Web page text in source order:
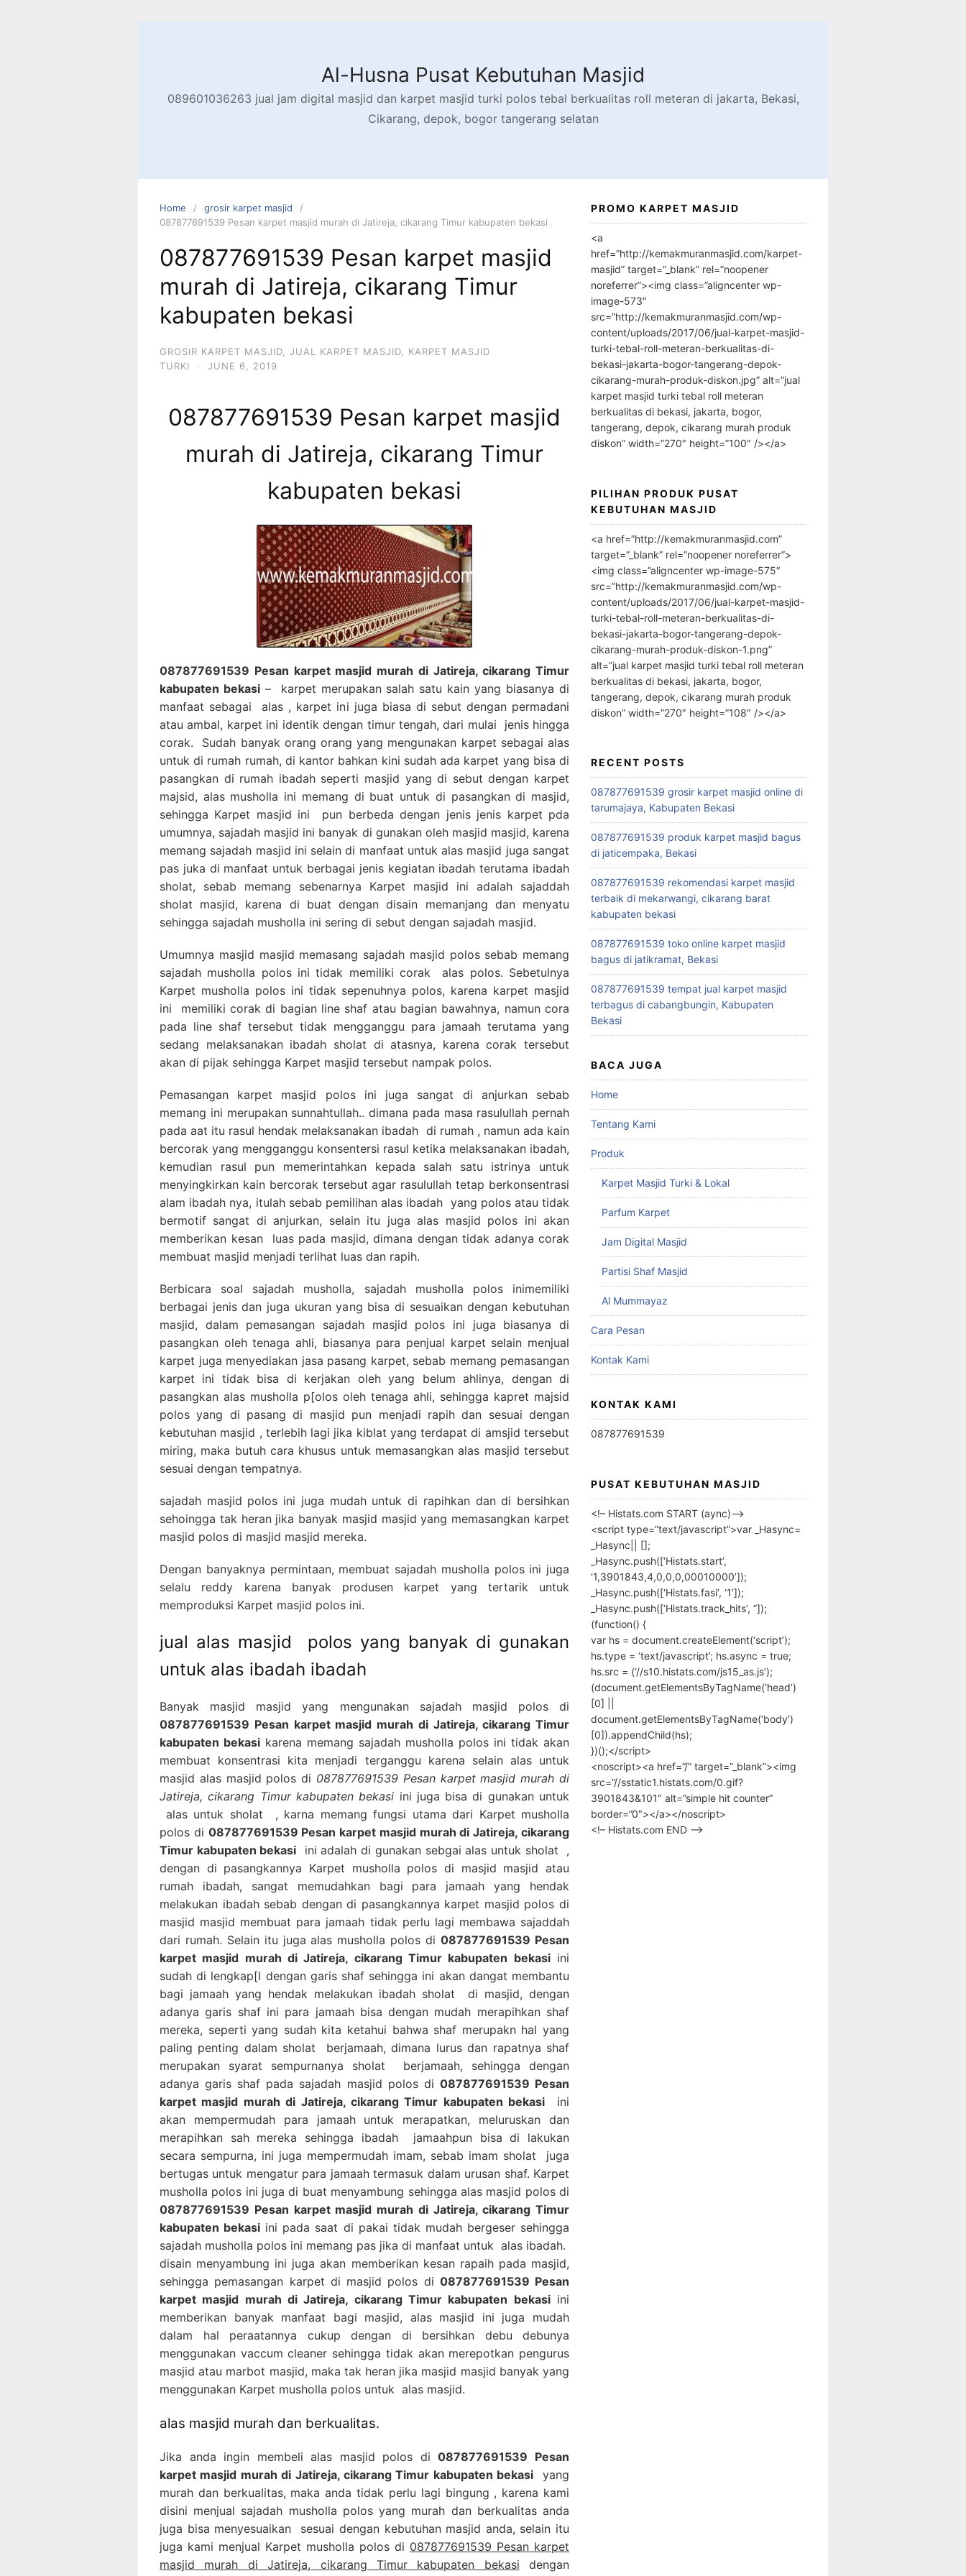
Al-Husna Pusat Kebutuhan Masjid
089601036263 jual jam digital masjid dan karpet masjid turki polos tebal berkualitas roll meteran di jakarta, Bekasi,
Cikarang, depok, bogor tangerang selatan
Home
grosir karpet masjid
087877691539 Pesan karpet masjid murah di Jatireja, cikarang Timur kabupaten bekasi
087877691539 Pesan karpet masjid
murah di Jatireja, cikarang Timur
kabupaten bekasi
GROSIR KARPET MASJID JUAL KARPET MASJID
KARPET MASJID
TURKI
· JUNE 6, 2019
087877691539 Pesan karpet masjid
murah di Jatireja, cikarang Timur
kabupaten bekasi
087877691539 Pesan karpet masjid murah di Jatireja, cikarang Timur
kabupaten bekasi– karpet merupakan salah satu kain yang biasanya di
manfaat sebagai alas , karpet ini juga biasa di sebut dengan permadani
atau ambal, karpet ini identik dengan timur tengah, dari mulai jenis hingga
corak. Sudah banyak orang orang yang mengunakan karpet sebagai alas
untuk di rumah rumah, di kantor bahkan kini sudah ada karpet yang bisa di
pasangkan di rumah ibadah seperti masjid yang di sebut dengan karpet
majsid, alas musholla ini memang di buat untuk di pasangkan di masjid,
sehingga Karpet masjid ini pun berbeda dengan jenis jenis karpet pda
umumnya, sajadah masjid ini banyak di gunakan oleh masjid masjid, karena
memang sajadah masjid ini selain di manfaat untuk alas masjid juga sangat
pas juka di manfaat untuk berbagai jenis kegiatan ibadah terutama ibadah
sholat, sebab memang sebenarnya Karpet masjid ini adalah sajaddah
sholat masjid, karena di buat dengan disain memanjang dan menyatu
sehingga sajadah musholla ini sering di sebut dengan sajadah masjid.
Umumnya masjid masjid memasang sajadah masjid polos sebab memang
sajadah musholla polos ini tidak memiliki corak alas polos. Sebetulnya
Karpet musholla polos ini tidak sepenuhnya polos, karena karpet masjid
ini memiliki corak di bagian line shaf atau bagian bawahnya, namun cora
pada line shaf tersebut tidak mengganggu para jamaah terutama yang
sedang melaksanakan ibadah sholat di atasnya, karena corak tersebut
akan di pijak sehingga Karpet masjid tersebut nampak polos.
Pemasangan karpet masjid polos ini juga sangat di anjurkan sebab
memang ini merupakan sunnahtullah.. dimana pada masa rasulullah pernah
pada aat itu rasul hendak melaksanakan ibadah di rumah , namun ada kain
bercorak yang mengganggu konsentersi rasul ketika melaksanakan ibadah,
kemudian rasul pun memerintahkan kepada salah satu istrinya untuk
menyingkirkan kain bercorak tersebut agar rasulullah tetap berkonsentrasi
alam ibadah nya, itulah sebab pemilihan alas ibadah yang polos atau tidak
bermotif sangat di anjurkan, selain itu juga alas masjid polos ini akan
memberikan kesan luas pada masjid, dimana dengan tidak adanya corak
membuat masjid menjadi terlihat luas dan rapih.
Berbicara soal sajadah musholla, sajadah musholla polos inimemiliki
berbagai jenis dan juga ukuran yang bisa di sesuaikan dengan kebutuhan
masjid, dalam pemasangan sajadah masjid polos ini juga biasanya di
pasangkan oleh tenaga ahli, biasanya para penjual karpet selain menjual
karpet juga menyediakan jasa pasang karpet, sebab memang pemasangan
karpet ini tidak bisa di kerjakan oleh yang belum ahlinya, dengan di
pasangkan alas musholla p[olos oleh tenaga ahli, sehingga kapret majsid
polos yang di pasang di masjid pun menjadi rapih dan sesuai dengan
kebutuhan masjid , terlebih lagi jika kiblat yang terdapat di amsjid tersebut
miring, maka butuh cara khusus untuk memasangkan alas masjid tersebut
sesuai dengan tempatnya.
sajadah masjid polos ini juga mudah untuk di rapihkan dan di bersihkan
sehoingga tak heran jika banyak masjid masjid yang memasangkan karpet
masjid polos di masjid masjid mereka.
Dengan banyaknya permintaan, membuat sajadah musholla polos ini juga
selalu reddy karena banyak produsen karpet yang tertarik untuk
memproduksi Karpet masjid polos ini.
jual alas masjid polos yang banyak di gunakan
untuk alas ibadah ibadah
Banyak masjid masjid yang mengunakan sajadah masjid polos di
087877691539 Pesan karpet masjid murah di Jatireja, cikarang Timur
kabupaten bekasi karena memang sajadah musholla polos ini tidak akan
membuat konsentrasi kita menjadi terganggu karena selain alas untuk
masjid alas masjid polos di 087877691539 Pesan karpet masjid murah di
Jatireja, cikarang Timur kabupaten bekasi ini juga bisa di gunakan untuk
alas untuk sholat , karna memang fungsi utama dari Karpet musholla
polos di 087877691539 Pesan karpet masjid murah di Jatireja, cikarang
Timur kabupaten bekasi ini adalah di gunakan sebgai alas untuk sholat ,
dengan di pasangkannya Karpet musholla polos di masjid masjid atau
rumah ibadah, sangat memudahkan bagi para jamaah yang hendak
melakukan ibadah sebab dengan di pasangkannya karpet masjid polos di
masjid masjid membuat para jamaah tidak perlu lagi membawa sajaddah
dari rumah. Selain itu juga alas musholla polos di087877691539 Pesan
karpet masjid murah di Jatireja, cikarang Timur kabupaten bekasiini
sudah di lengkap[I dengan garis shaf sehingga ini akan dangat membantu
bagi jamaah yang hendak melakukan ibadah sholat di masjid, dengan
adanya garis shaf ini para jamaah bisa dengan mudah merapihkan shaf
mereka, seperti yang sudah kita ketahui bahwa shaf merupakn hal yang
paling penting dalam sholat berjamaah, dimana lurus dan rapatnya shaf
merupakan syarat sempurnanya sholat berjamaah, sehingga dengan
adanya garis shaf pada sajadah masjid polos di 087877691539 Pesan
karpet masjid murah di Jatireja, cikarang Timur kabupaten bekasi ini
akan mempermudah para jamaah untuk merapatkan, meluruskan dan
merapihkan sah mereka sehingga ibadah jamaahpun bisa di lakukan
secara sempurna, ini juga mempermudah imam, sebab imam sholat juga
bertugas untuk mengatur para jamaah termasuk dalam urusan shaf. Karpet
musholla polos ini juga di buat menyambung sehingga alas masjid polos di
087877691539 Pesan karpet masjid murah di Jatireja, cikarang Timur
kabupaten bekasi ini pada saat di pakai tidak mudah bergeser sehingga
sajadah musholla polos ini memang pas jika di manfaat untuk alas ibadah.
disain menyambung ini juga akan memberikan kesan rapaih pada masjid,
sehingga pemasangan karpet di masjid polos di 087877691539 Pesan
karpet masjid murah di Jatireja, cikarang Timur kabupaten bekasiini
memberikan banyak manfaat bagi masjid, alas masjid ini juga mudah
dalam hal peraatannya cukup dengan di bersihkan debu debunya
menggunakan vaccum cleaner sehingga tidak akan merepotkan pengurus
masjid atau marbot masjid, maka tak heran jika masjid masjid banyak yang
menggunakan Karpet musholla polos untuk alas masjid.
alas masjid murah dan berkualitas.
Jika anda ingin membeli alas masjid polos di087877691539 Pesan
karpet masjid murah di Jatireja, cikarang Timur kabupaten bekasi yang
murah dan berkualitas, maka anda tidak perlu lagi bingung , karena kami
disini menjual sajadah musholla polos yang murah dan berkualitas anda
juga bisa menyesuaikan sesuai dengan kebutuhan masjid anda, selain itu
juga kami menjual Karpet musholla polos di 087877691539 Pesan karpet
masjid murah di Jatireja, cikarang Timur kabupaten bekasi dengan
PROMO KARPET MASJID
<a
href=”http://kemakmuranmasjid.com/karpet-
masjid” target=”_blank” rel=”noopener
noreferrer”><img class=”aligncenter wp-
image-573″
src=”http://kemakmuranmasjid.com/wp-
content/uploads/2017/06/jual-karpet-masjid-
turki-tebal-roll-meteran-berkualitas-di-
bekasi-jakarta-bogor-tangerang-depok-
cikarang-murah-produk-diskon.jpg” alt=”jual
karpet masjid turki tebal roll meteran
berkualitas di bekasi, jakarta, bogor,
tangerang, depok, cikarang murah produk
diskon” width=”270″ height=”100″ /></a>
PILIHAN PRODUK PUSAT
KEBUTUHAN MASJID
<a href=”http://kemakmuranmasjid.com”
target=”_blank” rel=”noopener noreferrer”>
<img class=”aligncenter wp-image-575″
src=”http://kemakmuranmasjid.com/wp-
content/uploads/2017/06/jual-karpet-masjid-
turki-tebal-roll-meteran-berkualitas-di-
bekasi-jakarta-bogor-tangerang-depok-
cikarang-murah-produk-diskon-1.png”
alt=”jual karpet masjid turki tebal roll meteran
berkualitas di bekasi, jakarta, bogor,
tangerang, depok, cikarang murah produk
diskon” width=”270″ height=”108″ /></a>
RECENT POSTS
087877691539 grosir karpet masjid online di
tarumajaya, Kabupaten Bekasi
087877691539 produk karpet masjid bagus
di jaticempaka, Bekasi
087877691539 rekomendasi karpet masjid
terbaik di mekarwangi, cikarang barat
kabupaten bekasi
087877691539 toko online karpet masjid
bagus di jatikramat, Bekasi
087877691539 tempat jual karpet masjid
terbagus di cabangbungin, Kabupaten
Bekasi
BACA JUGA
Home
Tentang Kami
Produk
Karpet Masjid Turki & Lokal
Parfum Karpet
Jam Digital Masjid
Partisi Shaf Masjid
Al Mummayaz
Cara Pesan
Kontak Kami
KONTAK KAMI
087877691539
PUSAT KEBUTUHAN MASJID
<!– Histats.com START (aync)–>
<script type=”text/javascript”>var _Hasync=
_Hasync|| [];
_Hasync.push([‘Histats.start’,
‘1,3901843,4,0,0,0,00010000’]);
_Hasync.push([‘Histats.fasi’, ‘1’]);
_Hasync.push([‘Histats.track_hits’, ”]);
(function() {
var hs = document.createElement(‘script’);
hs.type = ‘text/javascript’; hs.async = true;
hs.src = (‘//s10.histats.com/js15_as.js’);
(document.getElementsByTagName(‘head’)
[0] ||
document.getElementsByTagName(‘body’)
[0]).appendChild(hs);
})();</script>
<noscript><a href=”/” target=”_blank”><img
src=”//sstatic1.histats.com/0.gif?
3901843&101″ alt=”simple hit counter”
border=”0″></a></noscript>
<!– Histats.com END –>